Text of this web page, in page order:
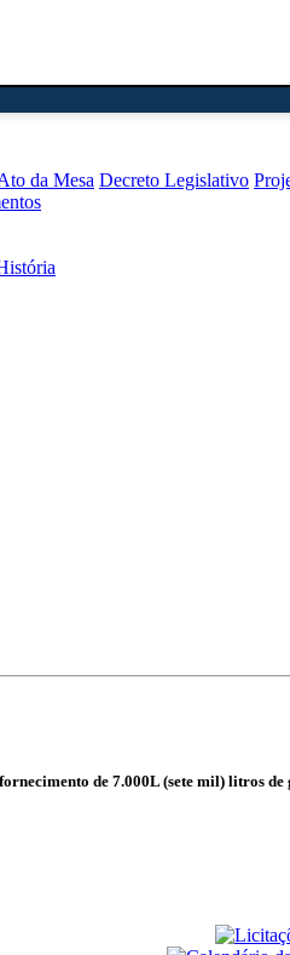
da Mesa Decreto Legislativo
de 7.000L (sete mil) litros